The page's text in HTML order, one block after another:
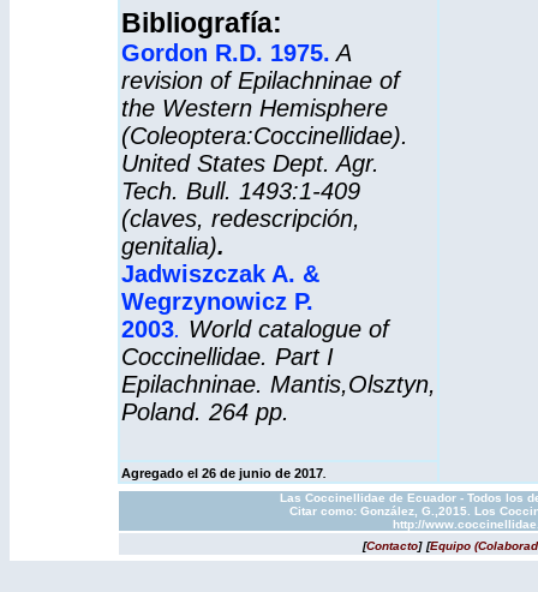
Bibliografía:
Gordon R.D. 1975. A
revision of Epilachninae of
the Western Hemisphere
(Coleoptera:Coccinellidae).
United States Dept. Agr.
Tech. Bull. 1493:1-409
(claves, redescripción,
genitalia).
Jadwiszczak A. &
Wegrzynowicz P.
2003. World catalogue of
Coccinellidae. Part I
Epilachninae. Mantis,Olsztyn,
Poland. 264 pp.
Agregado el 26 de junio de 2017.
Las Coccinellidae de Ecuador - Todos los
Citar como: González, G.,2015. Los
http://
[Contacto] [Equipo